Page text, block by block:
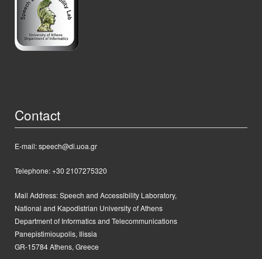
Contact
E-mail: speech@di.uoa.gr
Telephone: +30 2107275320
Mail Address:Speech and Accessibility Laboratory,
National and Kapodistrian University of Athens
Department of Informatics and Telecommunications
Panepistimioupolis, Ilissia
GR-15784 Athens, Greece